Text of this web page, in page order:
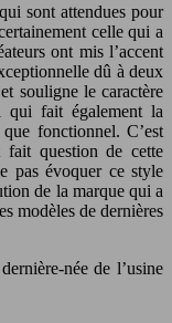
sont attendues pour
celle qui a
ont mis l’accent
dû à deux
souligne le caractère
qui fait également la
fonctionnel. C’est
fait question de cette
pas évoquer ce style
de la marque qui a
modèles de dernières
née de l’usine